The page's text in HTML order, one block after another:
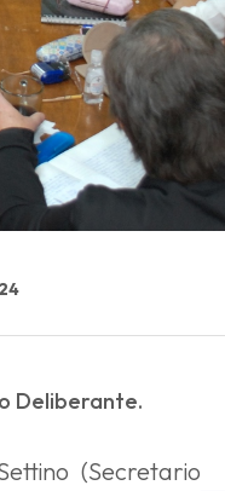
Deliberante.
(Secretario